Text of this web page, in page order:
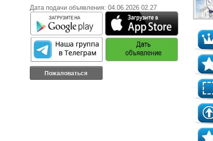
Дата подачи объявления: 04.06.2026 02.27
Пожаловаться